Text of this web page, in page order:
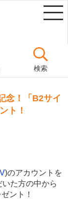
検索
念！「B2サイ
ト！
)のアカウントを
た方の中から
ント！